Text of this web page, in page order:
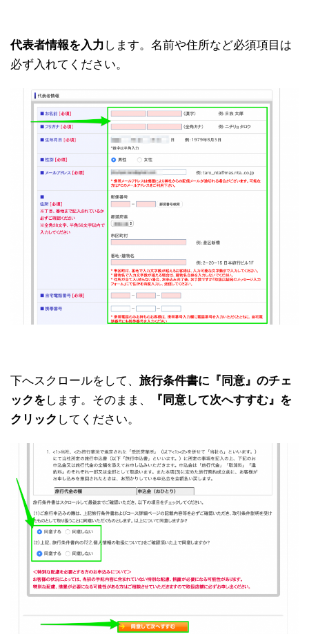
代表者情報を入力 します。名前や住所など必須項目は
必ず入れてください。
下へスクロールをして、 旅行条件書に『同意』のチェ
ックを します。そのまま、
『同意して次へすすむ』を
クリック してください。